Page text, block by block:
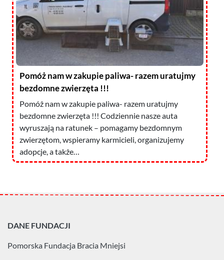
Pomóż nam w zakupie paliwa- razem uratujmy
bezdomne zwierzęta !!!
Pomóż nam w zakupie paliwa- razem uratujmy
bezdomne zwierzęta !!! Codziennie nasze auta
wyruszają na ratunek – pomagamy bezdomnym
zwierzętom, wspieramy karmicieli, organizujemy
adopcje, a także…
DANE FUNDACJI
Pomorska Fundacja Bracia Mniejsi